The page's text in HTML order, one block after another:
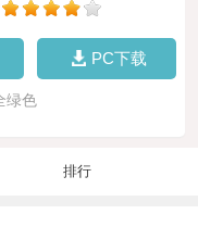
PC下载
绿色
排行